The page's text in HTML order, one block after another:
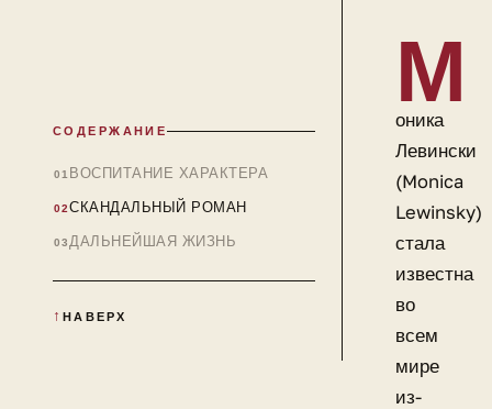
СОДЕРЖАНИЕ
ВОСПИТАНИЕ ХАРАКТЕРА
СКАНДАЛЬНЫЙ РОМАН
ДАЛЬНЕЙШАЯ ЖИЗНЬ
НАВЕРХ
М
оника
Левински
(Monica
Lewinsky)
стала
известна
во
всем
мире
из-